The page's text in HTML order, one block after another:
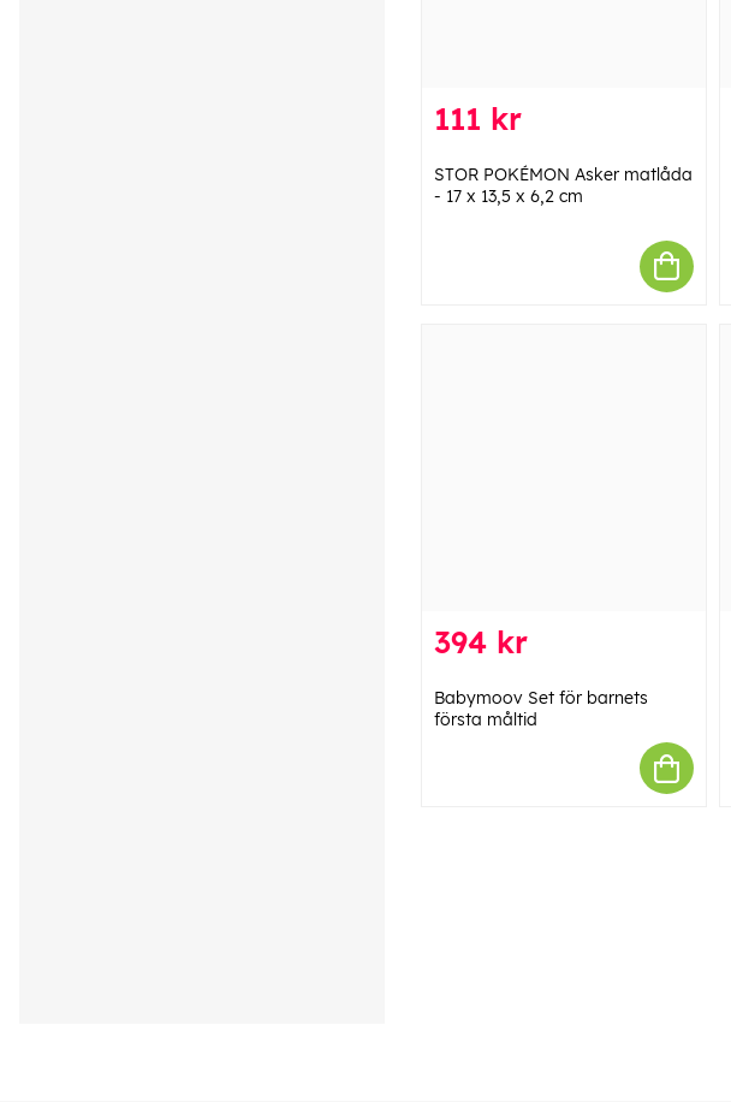
111 kr
STOR POKÉMON Asker matlåda
- 17 x 13,5 x 6,2 cm
394 kr
Babymoov Set för barnets
första måltid